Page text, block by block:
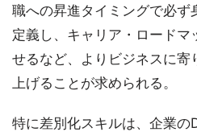
職への昇進タイミングで必ず
定義し、キャリア・ロードマ
せるなど、よりビジネスに寄
上げることが求められる。
特に差別化スキルは、企業の